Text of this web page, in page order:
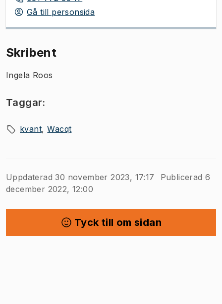
Gå till personsida
Skribent
Ingela Roos
Taggar:
kvant Wacqt
Uppdaterad 30 november 2023, 17:17
Publicerad 6
december 2022, 12:00
Tyck till om sidan